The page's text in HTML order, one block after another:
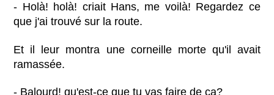
- Holà! holà! criait Hans, me voilà! Regardez ce
que j'ai trouvé sur la route.
Et il leur montra une corneille morte qu'il avait
ramassée.
- Balourd! qu'est-ce que tu vas faire de ça?